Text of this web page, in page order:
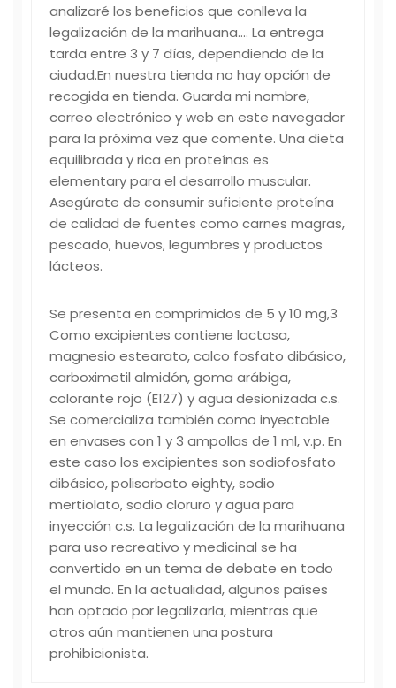
analizaré los beneficios que conlleva la
legalización de la marihuana…. La entrega
tarda entre 3 y 7 días, dependiendo de la
ciudad.En nuestra tienda no hay opción de
recogida en tienda. Guarda mi nombre,
correo electrónico y web en este navegador
para la próxima vez que comente. Una dieta
equilibrada y rica en proteínas es
elementary para el desarrollo muscular.
Asegúrate de consumir suficiente proteína
de calidad de fuentes como carnes magras,
pescado, huevos, legumbres y productos
lácteos.
Se presenta en comprimidos de 5 y 10 mg,3​
Como excipientes contiene lactosa,
magnesio estearato, calco fosfato dibásico,
carboximetil almidón, goma arábiga,
colorante rojo (E127) y agua desionizada c.s.
Se comercializa también como inyectable
en envases con 1 y 3 ampollas de 1 ml, v.p. En
este caso los excipientes son sodiofosfato
dibásico, polisorbato eighty, sodio
mertiolato, sodio cloruro y agua para
inyección c.s. La legalización de la marihuana
para uso recreativo y medicinal se ha
convertido en un tema de debate en todo
el mundo. En la actualidad, algunos países
han optado por legalizarla, mientras que
otros aún mantienen una postura
prohibicionista.